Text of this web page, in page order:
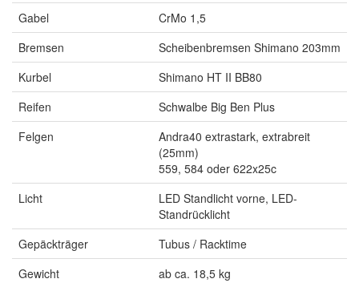
Gabel
CrMo 1,5
Bremsen
Scheibenbremsen Shimano 203mm
Kurbel
Shimano HT II BB80
Reifen
Schwalbe Big Ben Plus
Felgen
Andra40 extrastark, extrabreit
(25mm)
559, 584 oder 622x25c
Licht
LED Standlicht vorne, LED-
Standrücklicht
Gepäckträger
Tubus / Racktime
Gewicht
ab ca. 18,5 kg